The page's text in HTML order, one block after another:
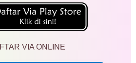
VIA ONLINE